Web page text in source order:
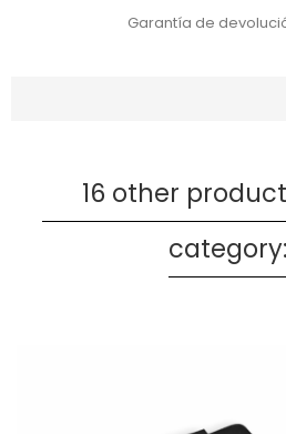
Garantía de
16 other
category: